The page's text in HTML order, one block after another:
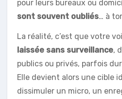
pour leurs bureaux ou
sont souvent oubliés… à
La réalité, c’est que votre
laissée sans surveillance,
publics ou privés, parfois
Elle devient alors une cible
dissimuler un micro, un